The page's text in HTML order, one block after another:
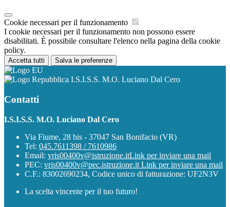
Cookie necessari per il funzionamento
I cookie necessari per il funzionamento non possono essere
disabilitati. È possibile consultare l'elenco nella pagina della cookie
policy.
Accetta tutti Salva le preferenze
I.S.I.S.S. M.O. Luciano Dal Cero
Contatti
I.S.I.S.S. M.O. Luciano Dal Cero
Via Fiume, 28 bis - 37047 San Bonifacio (VR)
Tel: 045.7611398 / 7610986
Email: vris00400v@istruzione.itLink per inviare una mail
PEC: vris00400v@pec.istruzione.it Link per inviare una mail
C.F.: 83002690234, Codice unico di fatturazione: UF2N3V
La scelta vincente per il tuo futuro!